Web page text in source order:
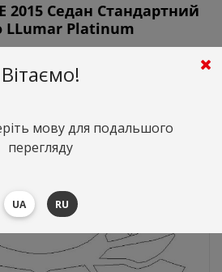
2015 Седан Стандартний
LLumar Platinum
грн.($232.74)
Вітаємо!
мову для подальшого
перегляду
UA RU